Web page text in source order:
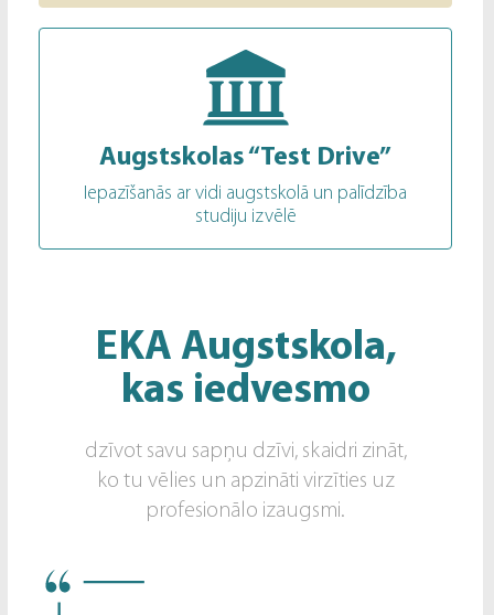
Augstskolas “Test Drive”
Iepazīšanās ar vidi augstskolā un palīdzība
studiju izvēlē
EKA Augstskola,
kas iedvesmo
dzīvot savu sapņu dzīvi, skaidri zināt,
ko tu vēlies un apzināti virzīties uz
profesionālo izaugsmi.